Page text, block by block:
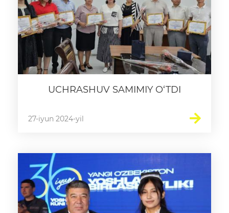
Yagona elektron tizim
Malaka oshirish
Axborot xizmati
Press-relizlar
Galereya
Videogalereya
Axborot xizmati
UCHRASHUV SAMIMIY O‘TDI
27-iyun 2024-yil